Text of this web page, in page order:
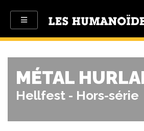
MÉTAL
Hellfest - Hors-série